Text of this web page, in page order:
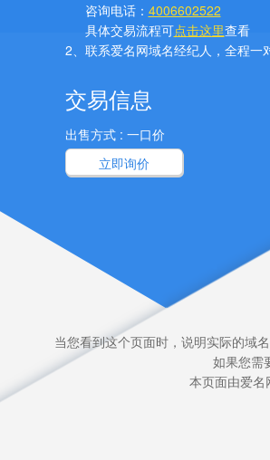
咨询电话： 4006602522
具体交易流程可点击这里查看
2、联系爱名网域名经纪人，全程一
交易信息
出售方式 : 一口价
立即询价
当您看到这个页面时，说明实际的域
如果您需
本页面由爱